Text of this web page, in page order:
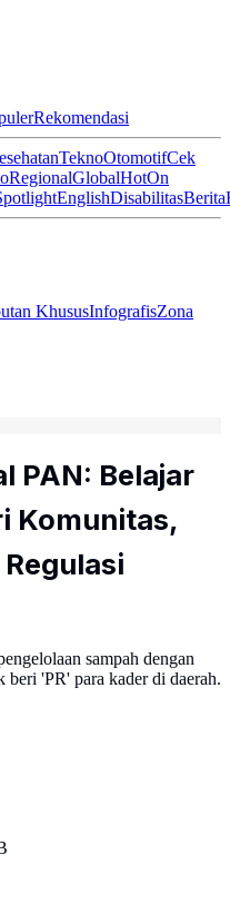
Rekomendasi
TeknoOtomotifCek
RegionalGlobalHotOn
EnglishDisabilitasBerita
KhususInfografisZona
PAN: Belajar
Komunitas,
sampah dengan
beri 'PR' para kader di daerah.